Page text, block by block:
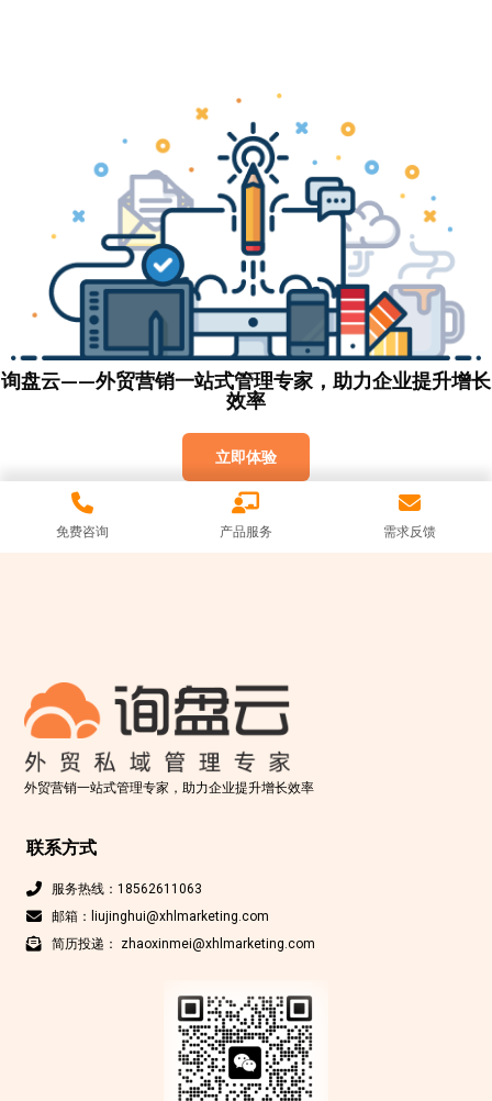
询盘云——外贸营销一站式管理专家，助力企业提升增长
效率
立即体验
免费咨询 产品服务 需求反馈
外贸营销一站式管理专家，助力企业提升增长效率
联系方式
服务热线：18562611063
邮箱：liujinghui@xhlmarketing.com
简历投递： zhaoxinmei@xhlmarketing.com